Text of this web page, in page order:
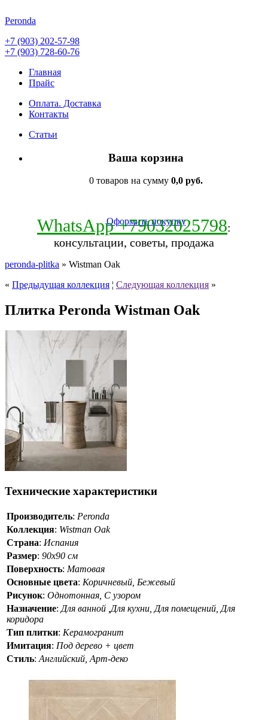
Peronda
+7 (903) 202-57-98
+7 (903) 728-60-76
Главная
Прайс
Оплата. Доставка
Контакты
Статьи
Ваша корзина
0 товаров на сумму 0,0 руб.
Оформить покупку
WhatsApp +79032025798:
консультации, советы, продажа
peronda-plitka » Wistman Oak
« Предыдущая коллекция ¦ Следующая коллекция »
Плитка Peronda Wistman Oak
Технические характеристики
Производитель: Peronda
Коллекция: Wistman Oak
Страна: Испания
Размер: 90x90 см
Поверхность: Матовая
Основные цвета: Коричневый, Бежевый
Рисунок: Однотонная, С узором
Назначение: Для ванной ,Для кухни, Для помещений, Для
коридора
Тип плитки: Керамогранит
Имитация: Под дерево + цвет
Стиль: Английский, Арт-деко